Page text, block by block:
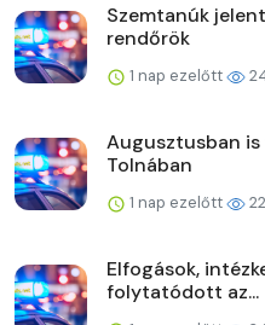
Szemtanúk
rendőrök
1 nap ezelőtt
Augusztusban
Tolnában
1 nap ezelőtt 22
Elfogások,
folytatódott az...